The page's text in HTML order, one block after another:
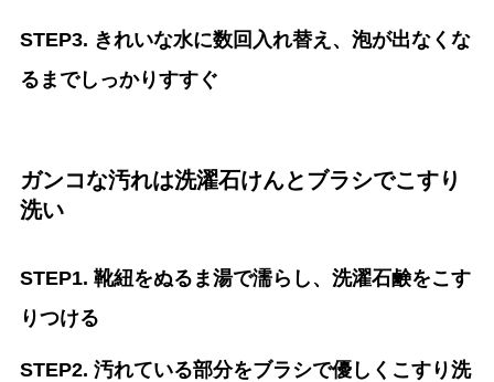
STEP3. きれいな水に数回入れ替え、泡が出なくな
るまでしっかりすすぐ
ガンコな汚れは洗濯石けんとブラシでこすり
洗い
STEP1. 靴紐をぬるま湯で濡らし、洗濯石鹸をこす
りつける
STEP2. 汚れている部分をブラシで優しくこすり洗